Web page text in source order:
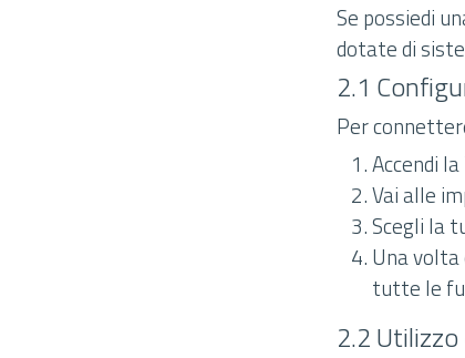
Se possiedi
dotate di
2.1
Per
Accendi
Vai alle
Scegli la
Una
tutte le
2.2